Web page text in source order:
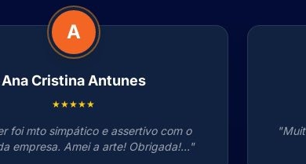
A
Ana Cristina Antunes
★★★★★
foi mto simpático e assertivo com o
empresa. Amei a arte! Obrigada!..."